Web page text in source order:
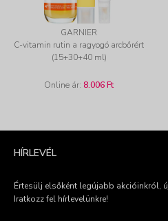
GARNIER
C-vitamin rutin a ragyogó arcbőrért
(15+30+40 ml)
Online ár: 8.006 Ft
HÍRLEVÉL
Értesülj elsőként legújabb akcióinkról,
Iratkozz fel hírlevelünkre!